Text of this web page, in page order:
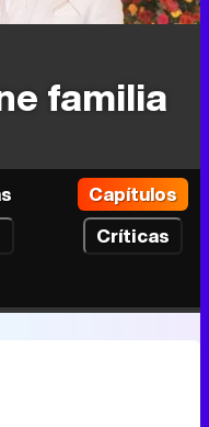
familia
Capítulos
Críticas